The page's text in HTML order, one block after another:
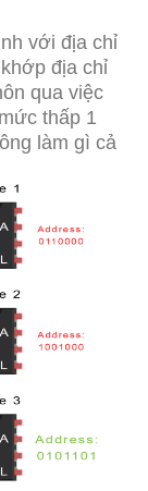
với địa chỉ
địa chỉ
qua việc
thấp 1
làm gì cả